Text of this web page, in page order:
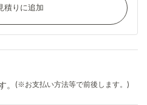
積りに追加
。
(※お支払い方法等で前後します。)